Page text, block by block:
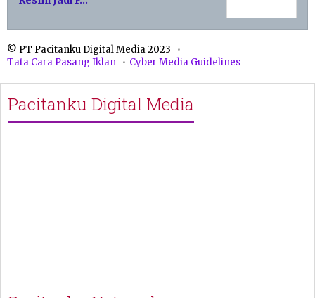
© PT Pacitanku Digital Media 2023
Tata Cara Pasang Iklan
Cyber Media Guidelines
Pacitanku Digital Media